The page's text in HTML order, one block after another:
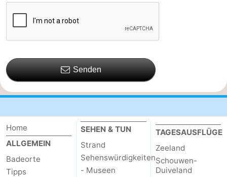
Senden
Home
ALLGEMEIN
Badeorte
Tipps
SEHEN & TUN
Strand
Sehenswürdigkeiten
- Museen
TAGESAUSFLÜGE
Zeeland
Schouwen-
Duiveland